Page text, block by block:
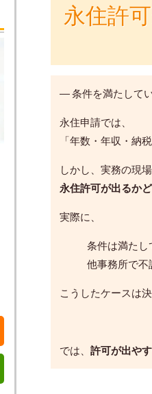
永住許
― 条件を満たして
永住申請では、
「年数・年収・納
しかし、実務の現
永住許可が出るか
実際に、
条件は満たし
他事務所で不
こうしたケースは
では、 許可が出や